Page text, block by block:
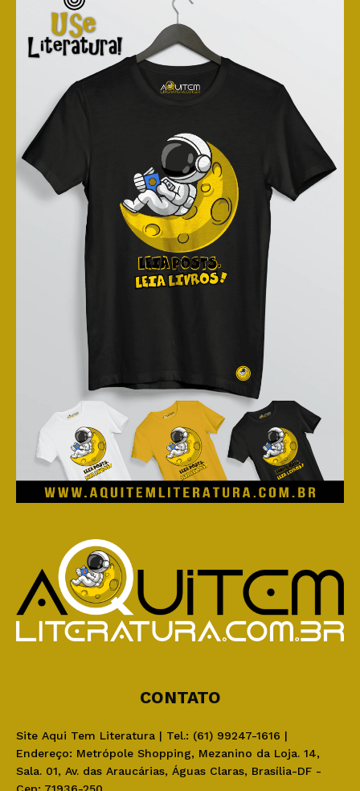
CONTATO
Site Aqui Tem Literatura | Tel.: (61) 99247-1616 |
Endereço: Metrópole Shopping, Mezanino da Loja. 14,
Sala. 01, Av. das Araucárias, Águas Claras, Brasília-DF -
Cep: 71936-250